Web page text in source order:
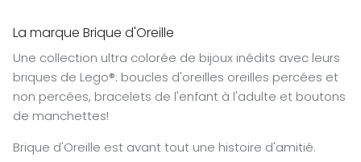
La marque Brique d'Oreille
Une collection ultra colorée de bijoux inédits avec leurs
briques de Lego®: boucles d'oreilles oreilles percées et
non percées, bracelets de l'enfant à l'adulte et boutons
de manchettes!
Brique d'Oreille est avant tout une histoire d'amitié.